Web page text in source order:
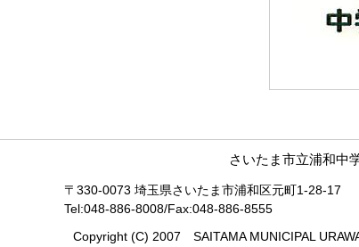
さいたま市立浦和中
〒330-0073 埼玉県さいたま市浦和区元町1-28-17
Tel:048-886-8008/Fax:048-886-8555
Copyright (C) 2007 SAITAMA MUNICIPAL